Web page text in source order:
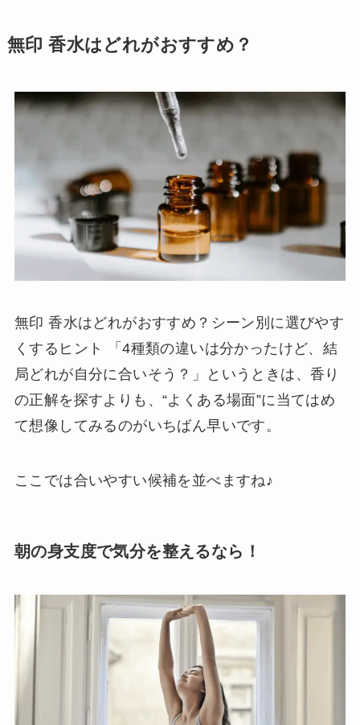
無印 香水はどれがおすすめ？
無印 香水はどれがおすすめ？シーン別に選びやす
くするヒント 「4種類の違いは分かったけど、結
局どれが自分に合いそう？」というときは、香り
の正解を探すよりも、“よくある場面”に当てはめ
て想像してみるのがいちばん早いです。
ここでは合いやすい候補を並べますね♪
朝の身支度で気分を整えるなら！